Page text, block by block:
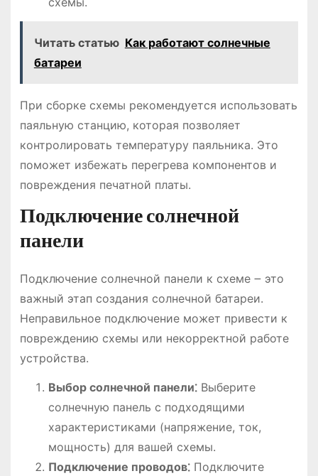
Читать статью Как работают солнечные
батареи
При сборке схемы рекомендуется использовать
паяльную станцию, которая позволяет
контролировать температуру паяльника. Это
поможет избежать перегрева компонентов и
повреждения печатной платы.
Подключение солнечной
панели
Подключение солнечной панели к схеме ౼ это
важный этап создания солнечной батареи.
Неправильное подключение может привести к
повреждению схемы или некорректной работе
устройства.
Выбор солнечной панели⁚Выберите
солнечную панель с подходящими
характеристиками (напряжение, ток,
мощность) для вашей схемы.
Подключение проводов⁚Подключите